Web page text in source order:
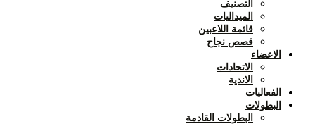
التصنيف
الميداليات
قائمة اللاعبين
قصص نجاح
الاعضاء
الاتحادات
الاندية
الفعاليات
البطولات
البطولات القادمة